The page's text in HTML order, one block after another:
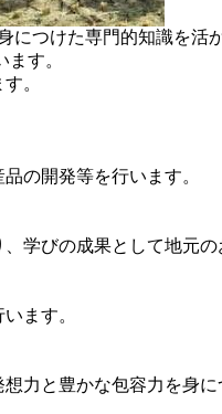
つけた専門的知識を活
す。
。
の開発等を行います。
学びの成果として地元の
ます。
と豊かな包容力を身